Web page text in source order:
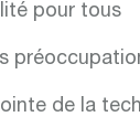
pour tous
de la